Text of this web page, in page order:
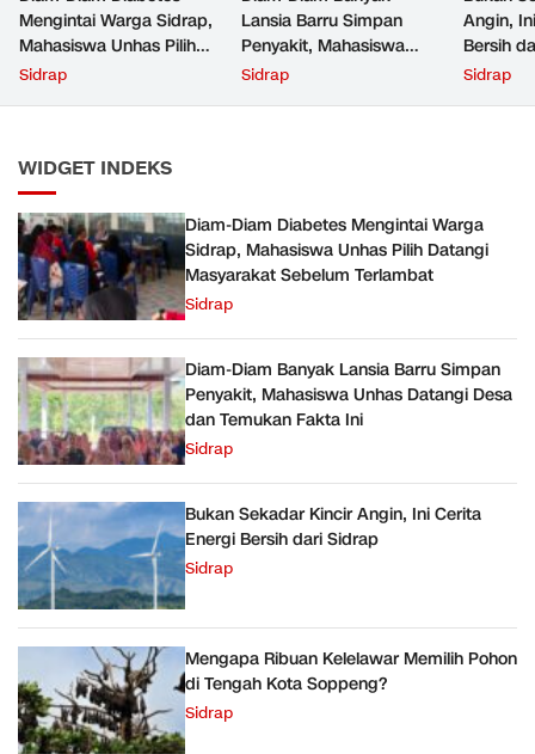
Mengintai Warga Sidrap,
Mahasiswa Unhas Pilih
Datangi Masyarakat
Sidrap
Lansia Barru Simpan
Penyakit, Mahasiswa
Unhas Datangi Desa dan
Sidrap
Angin,
Bersih
Sidrap
WIDGET INDEKS
Diam-Diam Diabetes Mengintai Warga
Sidrap, Mahasiswa Unhas Pilih Datangi
Masyarakat Sebelum Terlambat
Sidrap
Diam-Diam Banyak Lansia Barru Simpan
Penyakit, Mahasiswa Unhas Datangi Desa
dan Temukan Fakta Ini
Sidrap
Bukan Sekadar Kincir Angin, Ini Cerita
Energi Bersih dari Sidrap
Sidrap
Mengapa Ribuan Kelelawar Memilih Pohon
di Tengah Kota Soppeng?
Sidrap